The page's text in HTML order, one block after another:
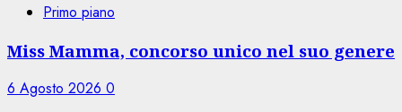
Primo piano
Miss Mamma, concorso unico nel suo genere
6 Agosto 2026 0